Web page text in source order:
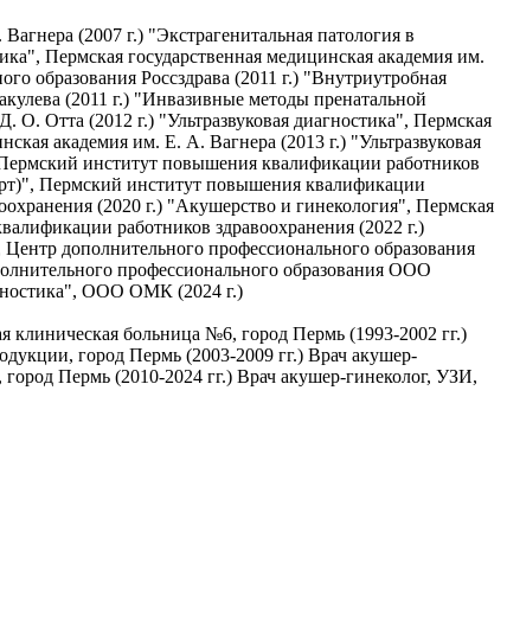
(2007 г.) "Экстрагенитальная патология в
Пермская государственная медицинская академия им.
образования Россздрава (2011 г.) "Внутриутробная
(2011 г.) "Инвазивные методы пренатальной
О. Отта (2012 г.) "Ультразвуковая диагностика", Пермская
академия им. Е. А. Вагнера (2013 г.) "Ультразвуковая
институт повышения квалификации работников
Пермский институт повышения квалификации
(2020 г.) "Акушерство и гинекология", Пермская
работников здравоохранения (2022 г.)
дополнительного профессионального образования
профессионального образования ООО
ООО ОМК (2024 г.)
клиническая больница №6, город Пермь (1993-2002 гг.)
город Пермь (2003-2009 гг.) Врач акушер-
Пермь (2010-2024 гг.) Врач акушер-гинеколог, УЗИ,